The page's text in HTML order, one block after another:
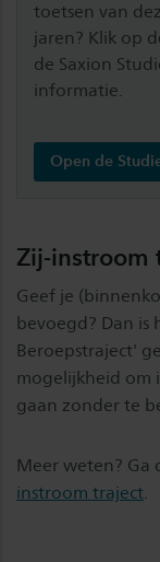
toetsen van
jaren? Klik op
de Saxion
informatie.
Open de
Zij-instroom
Geef je
bevoegd? Dan
Beroepstraject'
mogelijkheid om
gaan zonder te
Meer weten? Ga
instroom traject.